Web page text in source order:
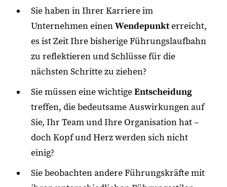
Sie haben in Ihrer Karriere im
Unternehmen einenWendepunkterreicht,
es ist Zeit Ihre bisherige Führungslaufbahn
zu reflektieren und Schlüsse für die
nächsten Schritte zu ziehen?
Sie müssen eine wichtigeEntscheidung
treffen, die bedeutsame Auswirkungen auf
Sie, Ihr Team und Ihre Organisation hat –
doch Kopf und Herz werden sich nicht
einig?
Sie beobachten andere Führungskräfte mit